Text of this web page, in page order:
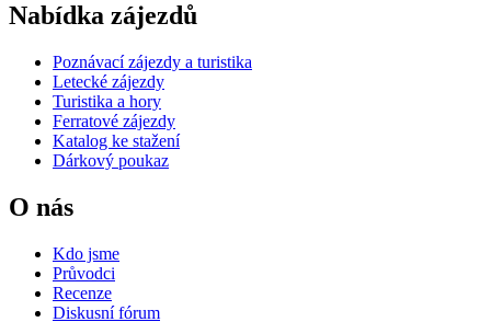
Nabídka zájezdů
Poznávací zájezdy a turistika
Letecké zájezdy
Turistika a hory
Ferratové zájezdy
Katalog ke stažení
Dárkový poukaz
O nás
Kdo jsme
Průvodci
Recenze
Diskusní fórum